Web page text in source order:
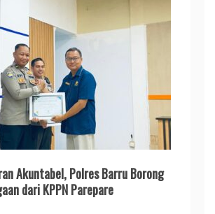
Akuntabel, Polres Barru Borong
dari KPPN Parepare